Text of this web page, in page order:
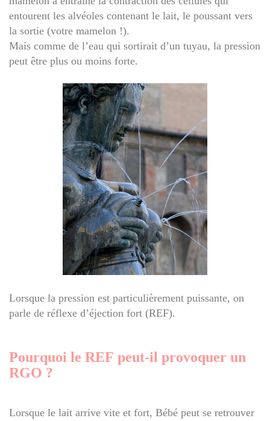
entourent les alvéoles contenant le lait, le poussant vers
la sortie (votre mamelon !).
Mais comme de l’eau qui sortirait d’un tuyau, la pression
peut être plus ou moins forte.
Lorsque la pression est particulièrement puissante, on
parle de réflexe d’éjection fort (REF).
Pourquoi le REF peut-il provoquer un
RGO ?
Lorsque le lait arrive vite et fort, Bébé peut se retrouver